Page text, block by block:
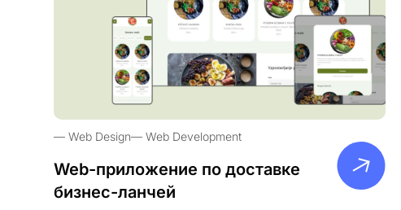
Web Design Web Development
Web-приложение по доставке
бизнес-ланчей